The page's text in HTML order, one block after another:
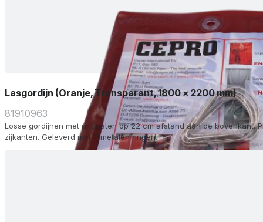
Lasgordijn (Oranje, Transparant, 1800 x 2200 mm)
81910963
Losse gordijnen met ringgaten op 22 cm afstand aan de bovenkant.
zijkanten. Geleverd met 7 metalen ringen.